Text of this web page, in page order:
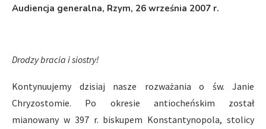
Audiencja generalna, Rzym, 26 września 2007 r.
Drodzy bracia i siostry!
Kontynuujemy dzisiaj nasze rozważania o św. Janie
Chryzostomie. Po okresie antiocheńskim został
mianowany w 397 r. biskupem Konstantynopola, stolicy